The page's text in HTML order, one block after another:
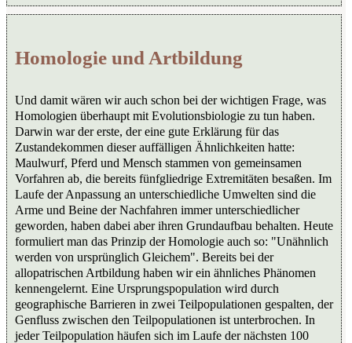
Homologie und Artbildung
Und damit wären wir auch schon bei der wichtigen Frage, was
Homologien überhaupt mit Evolutionsbiologie zu tun haben.
Darwin war der erste, der eine gute Erklärung für das
Zustandekommen dieser auffälligen Ähnlichkeiten hatte:
Maulwurf, Pferd und Mensch stammen von gemeinsamen
Vorfahren ab, die bereits fünfgliedrige Extremitäten besaßen. Im
Laufe der Anpassung an unterschiedliche Umwelten sind die
Arme und Beine der Nachfahren immer unterschiedlicher
geworden, haben dabei aber ihren Grundaufbau behalten. Heute
formuliert man das Prinzip der Homologie auch so: "Unähnlich
werden von ursprünglich Gleichem". Bereits bei der
allopatrischen Artbildung haben wir ein ähnliches Phänomen
kennengelernt. Eine Ursprungspopulation wird durch
geographische Barrieren in zwei Teilpopulationen gespalten, der
Genfluss zwischen den Teilpopulationen ist unterbrochen. In
jeder Teilpopulation häufen sich im Laufe der nächsten 100